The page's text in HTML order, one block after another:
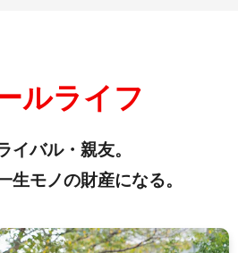
ルライフ
イバル・親友。
生モノの財産になる。